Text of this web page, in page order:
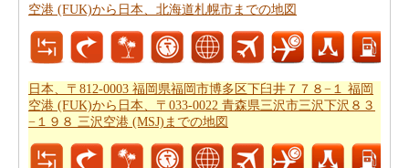
田の首町２丁目 関門海峡までのあなたの旅行を計画する
のに役立ちます。
の途中でポイントを与えマップたいですか。日本、〒
812-0003 福岡県福岡市博多区下臼井７７８−１ 福岡空港
峡までの道路ルートプランはあなたがチェックすること
空港 (FUK)から日本、北海道札幌市までの地図
日本、〒812-0003 福岡県福岡市博多区下臼井７７８−１ 福岡
空港 (FUK)から日本、〒033-0022 青森県三沢市三沢下沢８３
−１９８ 三沢空港 (MSJ)までの地図